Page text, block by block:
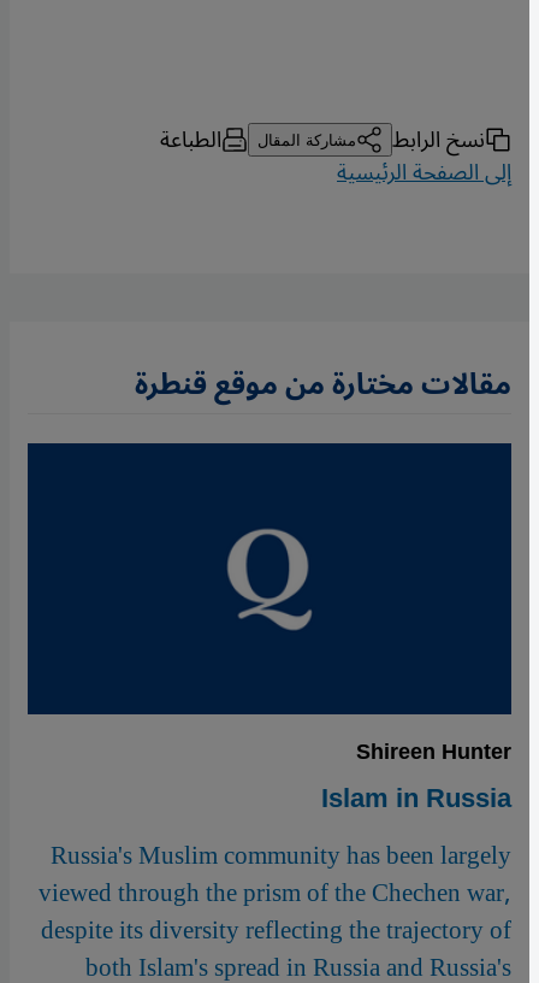
نسخ الرابط مشاركة المقال الطباعة
إلى الصفحة الرئيسية
مقالات مختارة من موقع قنطرة
Shireen Hunter
Islam in Russia
Russia's Muslim community has been largely
viewed through the prism of the Chechen war,
despite its diversity reflecting the trajectory of
both Islam's spread in Russia and Russia's